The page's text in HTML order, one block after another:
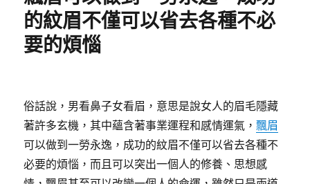
的紋眉不僅可以省去各種不必
要的煩惱
俗話說，男看鼻子女看眉，意思是說女人的眉毛隱藏
著許多玄機，其中蘊含著事業運程和感情運氣，飄眉
可以做到一勞永逸，成功的紋眉不僅可以省去各種不
必要的煩惱，而且可以突出一個人的修養、思想感